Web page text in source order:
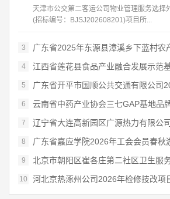
天津市公交第二客运公司物业管理服务选择
(招标编号：BJSJ202608201)项目所...
3 广东省2025年东源县漳溪乡下蓝村农
4 江西省莲花县食品产业融合发展示范
5 广东省开平市国顺公共交通有限公司
6 云南省中药产业协会三七GAP基地品
7 辽宁省大连高新园区广源热力有限公
8 广东省嘉应学院2026年工会会员春秋
9 北京市朝阳区崔各庄第二社区卫生服
10 河北京热涿州公司2026年检修技改项